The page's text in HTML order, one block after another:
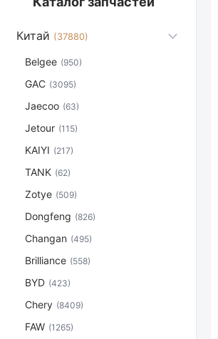
Китай (37880)
Belgee (950)
GAC (3095)
Jaecoo (63)
Jetour (115)
KAIYI (217)
TANK (62)
Zotye (509)
Dongfeng (826)
Changan (495)
Brilliance (558)
BYD (423)
Chery (8409)
FAW (1265)